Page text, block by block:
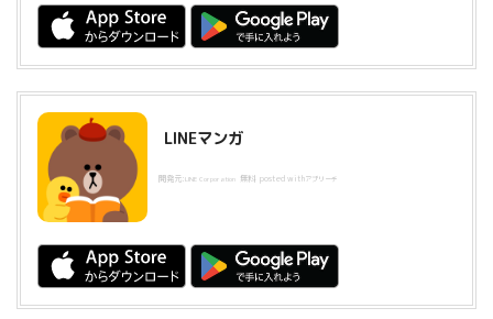
LINEマンガ
開発元:LINE Corporation 無料 posted withアプリーチ